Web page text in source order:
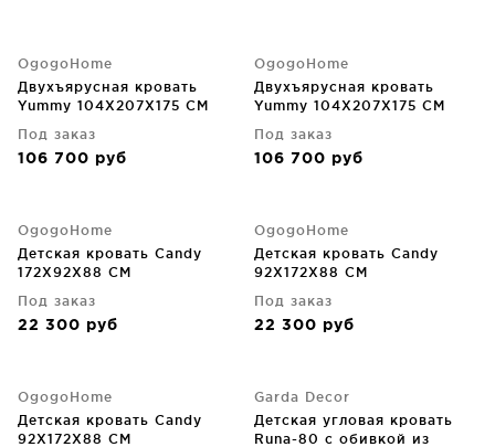
OgogoHome
Двухъярусная кровать
Yummy 104X207X175 CM
Под заказ
106 700 руб
OgogoHome
Двухъярусная кровать
Yummy 104X207X175 CM
Под заказ
106 700 руб
OgogoHome
Детская кровать Candy
172X92X88 CM
Под заказ
22 300 руб
OgogoHome
Детская кровать Candy
92X172X88 CM
Под заказ
22 300 руб
OgogoHome
Детская кровать Candy
92X172X88 CM
Garda Decor
Детская угловая кровать
Runa-80 с обивкой из